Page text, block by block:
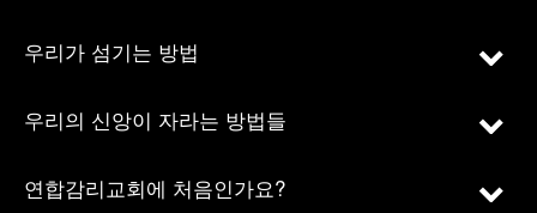
우리가 섬기는 방법
우리의 신앙이 자라는 방법들
연합감리교회에 처음인가요?